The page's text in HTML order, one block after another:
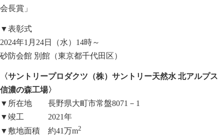
会長賞」
▼表彰式
2024年1月24日（水）14時～
砂防会館 別館（東京都千代田区）
〈サントリープロダクツ（株）サントリー天然水 北アルプス
信濃の森工場〉
▼所在地 長野県大町市常盤8071－1
▼竣工 2021年
▼敷地面積 約41万m2